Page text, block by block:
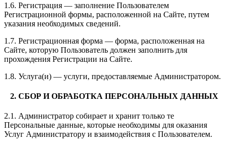
1.6. Регистрация — заполнение Пользователем
Регистрационной формы, расположенной на Сайте, путем
указания необходимых сведений.
1.7. Регистрационная форма — форма, расположенная на
Сайте, которую Пользователь должен заполнить для
прохождения Регистрации на Сайте.
1.8. Услуга(и) — услуги, предоставляемые Администратором.
2. СБОР И ОБРАБОТКА ПЕРСОНАЛЬНЫХ ДАННЫХ
2.1. Администратор собирает и хранит только те
Персональные данные, которые необходимы для оказания
Услуг Администратору и взаимодействия с Пользователем.